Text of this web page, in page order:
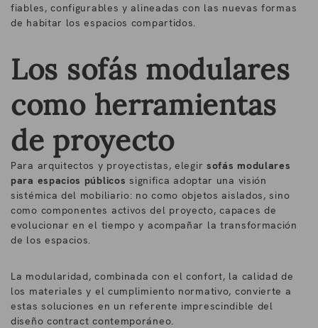
fiables, configurables y alineadas con las nuevas formas
de habitar los espacios compartidos.
Los sofás modulares
como herramientas
de proyecto
Para arquitectos y proyectistas, elegir sofás modulares
para espacios públicos significa adoptar una visión
sistémica del mobiliario: no como objetos aislados, sino
como componentes activos del proyecto, capaces de
evolucionar en el tiempo y acompañar la transformación
de los espacios.
La modularidad, combinada con el confort, la calidad de
los materiales y el cumplimiento normativo, convierte a
estas soluciones en un referente imprescindible del
diseño contract contemporáneo.